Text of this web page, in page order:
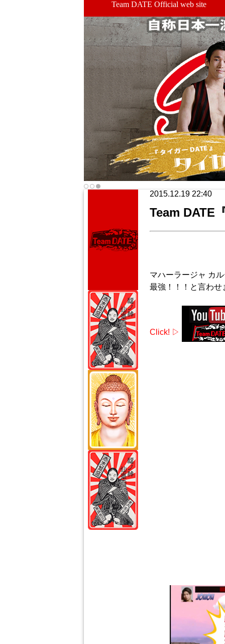
Team DATE Official web site
2015.12.19 22:40
Team DATE
マハーラージャ カ
最強！！！と言わせ
Click! ▷